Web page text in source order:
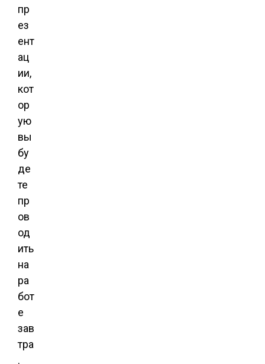
пр
ез
ент
ац
ии,
кот
ор
ую
вы
бу
де
те
пр
ов
од
ить
на
ра
бот
е
зав
тра
.